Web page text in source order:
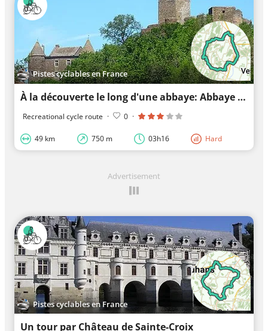
Pistes cyclables en France
À la découverte le long d'une abbaye: Abbaye Saint-Philibert de Tournus
Recreational cycle route · 0 ·
49 km 750 m 03h16 Hard
Advertisement
Pistes cyclables en France
Un tour par Château de Sainte-Croix